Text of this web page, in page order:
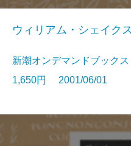
ウィリアム・シェイク
新潮オンデマンドブッ
1,650円 2001/06/01